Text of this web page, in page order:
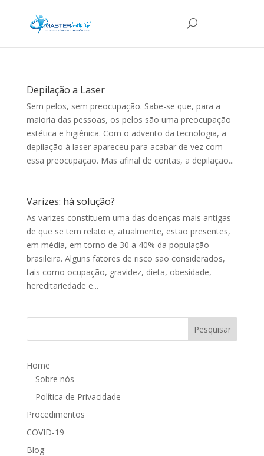
Depilação a Laser
Sem pelos, sem preocupação. Sabe-se que, para a
maioria das pessoas, os pelos são uma preocupação
estética e higiênica. Com o advento da tecnologia, a
depilação à laser apareceu para acabar de vez com
essa preocupação. Mas afinal de contas, a depilação...
Varizes: há solução?
As varizes constituem uma das doenças mais antigas
de que se tem relato e, atualmente, estão presentes,
em média, em torno de 30 a 40% da população
brasileira. Alguns fatores de risco são considerados,
tais como ocupação, gravidez, dieta, obesidade,
hereditariedade e...
Home
Sobre nós
Política de Privacidade
Procedimentos
COVID-19
Blog